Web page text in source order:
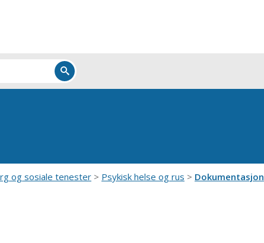
og sosiale tenester Psykisk helse og rus Dokumentasjon